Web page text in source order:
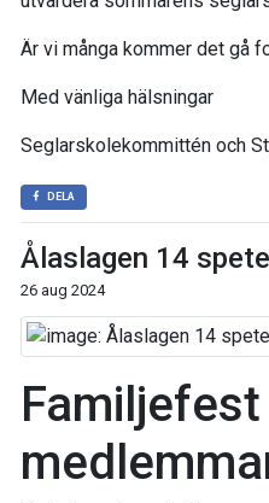
Är vi många kommer det gå
Med vänliga hälsningar
Seglarskolekommittén och
DELA
Ålaslagen 14
26 aug 2024